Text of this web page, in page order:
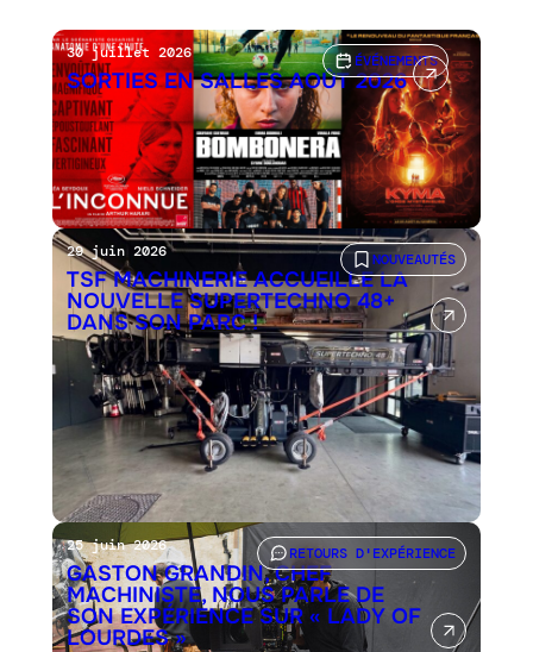
ÉVÉNEMENTS
30 juillet 2026
SORTIES EN SALLES AOÛT 2026
NOUVEAUTÉS
29 juin 2026
TSF MACHINERIE ACCUEILLE LA
NOUVELLE SUPERTECHNO 48+
DANS SON PARC !
RETOURS D'EXPÉRIENCE
25 juin 2026
GASTON GRANDIN, CHEF
MACHINISTE, NOUS PARLE DE
SON EXPÉRIENCE SUR « LADY OF
LOURDES »